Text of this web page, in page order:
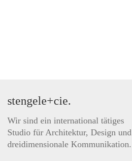
stengele+cie.
Wir sind ein international tätiges
Studio für Architektur, Design und
dreidimensionale Kommunikation.